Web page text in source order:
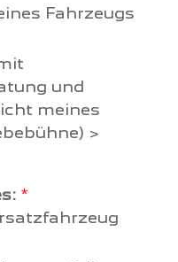
Fahrzeugs
und
meines
>
*